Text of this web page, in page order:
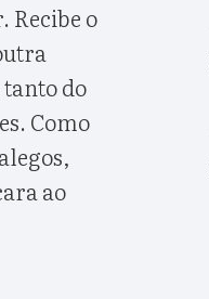
Recibe o
do
Como
ao